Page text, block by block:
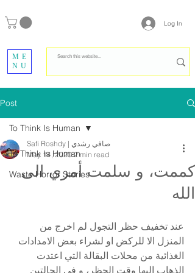
Log In
ME
NU
Post
To Think Is Human
Waste Horror Stories
To Think Is Human
كممت، و سلمت أمري الى
الله
Safi Roshdy | صافي رشدي
May 14, 2020 2 min read
عند تخفيف حظر التجول لم اخرج من
المنزل الا للركض او لشراء بعض الامدادات
الغذائية من محلات البقالة التي اعتدت
الذهاب اليها وقت الحظر، و في الحالتين